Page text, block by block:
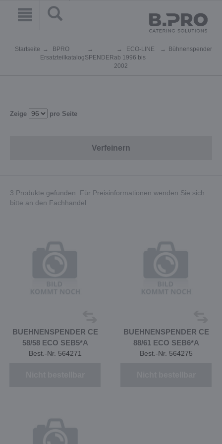
Startseite
BPRO
ErsatzteilkatalogSPENDER
ECO-LINE
ab 1996 bis
2002
Bühnenspender
Zeige pro Seite
Verfeinern
3 Produkte gefunden. Für Preisinformationen wenden Sie sich
bitte an den Fachhandel
BUEHNENSPENDER CE
58/58 ECO SEB5*A
Best.-Nr. 564271
BUEHNENSPENDER CE
88/61 ECO SEB6*A
Best.-Nr. 564275